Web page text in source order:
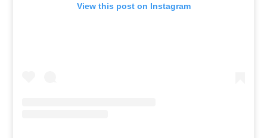
View this post on Instagram